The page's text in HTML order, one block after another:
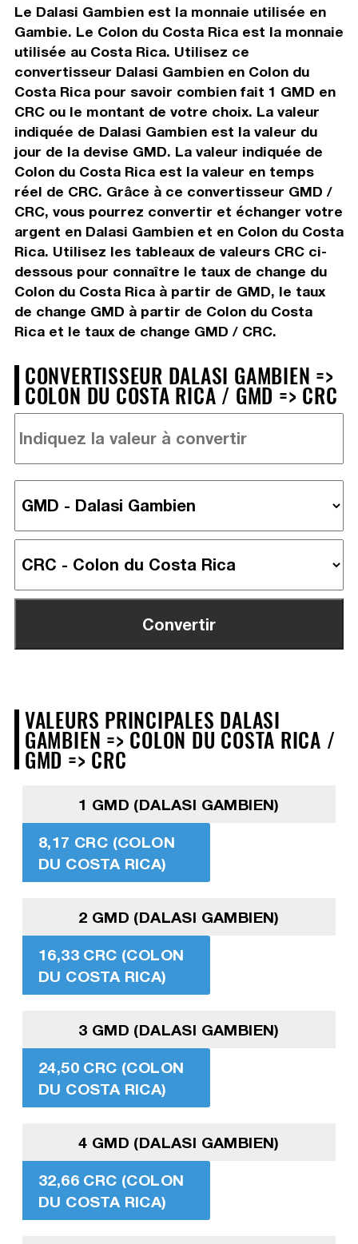
Le Dalasi Gambien est la monnaie utilisée en
Gambie. Le Colon du Costa Rica est la monnaie
utilisée au Costa Rica. Utilisez ce
convertisseur Dalasi Gambien en Colon du
Costa Rica pour savoir combien fait 1 GMD en
CRC ou le montant de votre choix. La valeur
indiquée de Dalasi Gambien est la valeur du
jour de la devise GMD. La valeur indiquée de
Colon du Costa Rica est la valeur en temps
réel de CRC. Grâce à ce convertisseur GMD /
CRC, vous pourrez convertir et échanger votre
argent en Dalasi Gambien et en Colon du Costa
Rica. Utilisez les tableaux de valeurs CRC ci-
dessous pour connaître le taux de change du
Colon du Costa Rica à partir de GMD, le taux
de change GMD à partir de Colon du Costa
Rica et le taux de change GMD / CRC.
CONVERTISSEUR DALASI GAMBIEN =>
COLON DU COSTA RICA / GMD => CRC
VALEURS PRINCIPALES DALASI
GAMBIEN => COLON DU COSTA RICA /
GMD => CRC
1 GMD (DALASI GAMBIEN)
8,17 CRC (COLON
DU COSTA RICA)
2 GMD (DALASI GAMBIEN)
16,33 CRC (COLON
DU COSTA RICA)
3 GMD (DALASI GAMBIEN)
24,50 CRC (COLON
DU COSTA RICA)
4 GMD (DALASI GAMBIEN)
32,66 CRC (COLON
DU COSTA RICA)